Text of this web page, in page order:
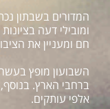
המדורים בשבתון
ומובילי דעה
חם ומעניין את
ברחבי הארץ.
אלפי עותקים.